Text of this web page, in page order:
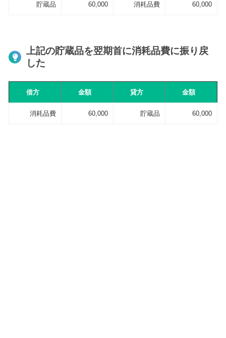
貯蔵品 60,000 消耗品費 60,000
上記の貯蔵品を翌期首に消耗品費に振り戻
した
借方 金額 貸方 金額
消耗品費 60,000 貯蔵品 60,000